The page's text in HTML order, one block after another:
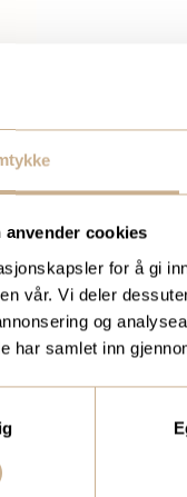
anvender cookies
for å gi
vår. Vi deler
og
har samlet inn
PRODUKTER?